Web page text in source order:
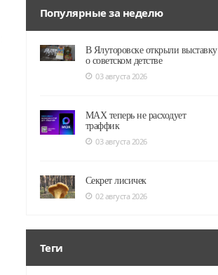
Популярные за неделю
В Ялуторовске открыли выставку
о советском детстве
03 августа 2026
MAX теперь не расходует
траффик
03 августа 2026
Секрет лисичек
02 августа 2026
Теги